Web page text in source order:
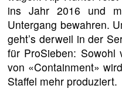
ins Jahr 2016 und
Untergang bewahren.
geht’s derweil in der
für ProSieben: Sowohl
von «Containment»
Staffel mehr produziert.